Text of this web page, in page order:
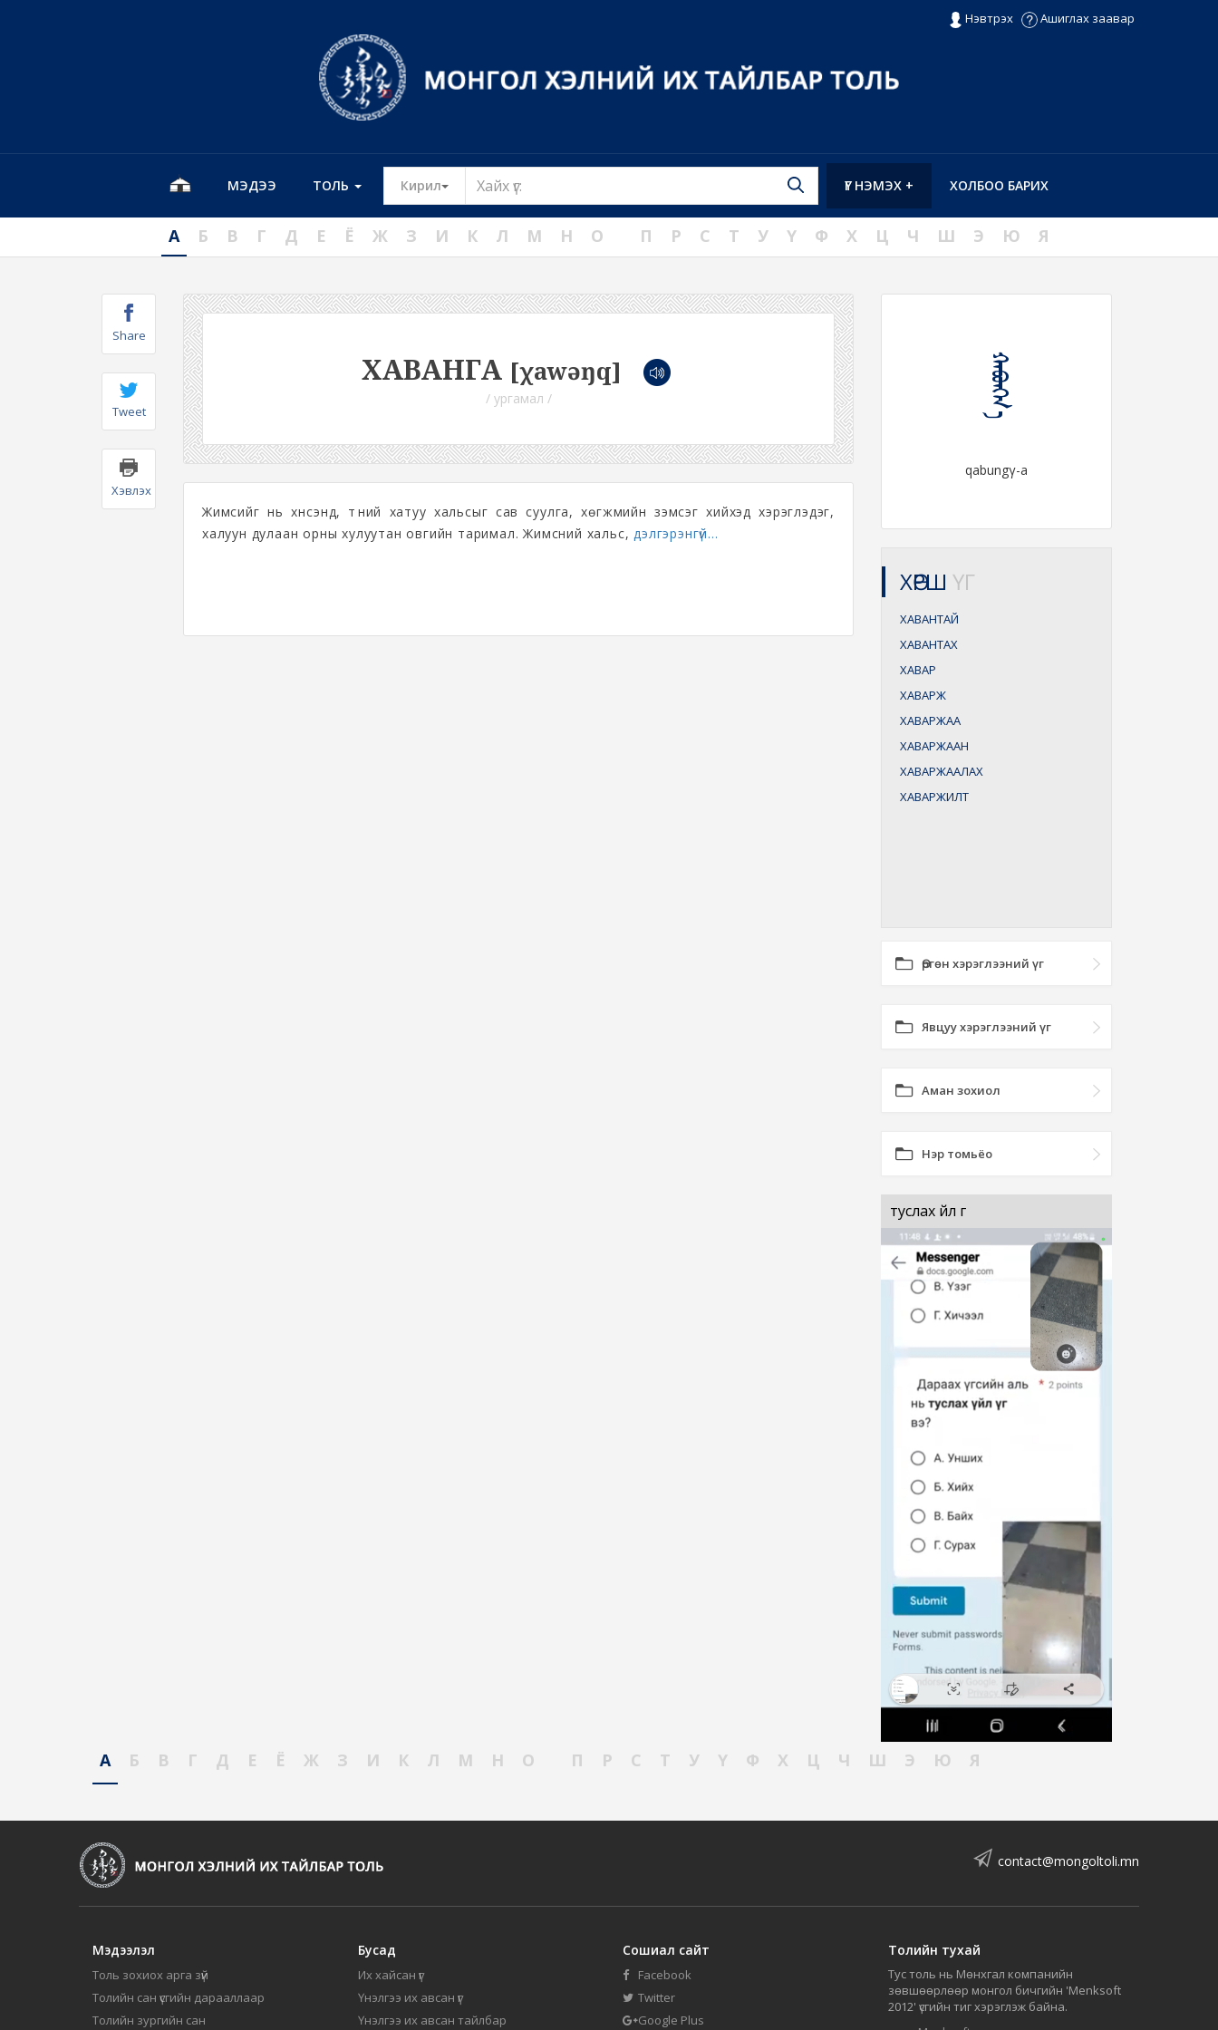
Нэвтрэх Ашиглах заавар
МЭДЭЭ ТОЛЬ Кирил Toggle Dropdown ХОЛБОО БАРИХ
ҮГ НЭМЭХ +
А Б В Г Д Е Ё Ж З И К Л М Н О П Р С Т У Ү Ф Х Ц Ч Ш Э Ю Я
Share
Tweet
Хэвлэх
ХАВАНГА [χawəŋq]
/ ургамал /
Жимсийг нь хүнсэнд, түүний хатуу хальсыг сав суулга, хөгжмийн зэмсэг хийхэд хэрэглэдэг,
халуун дулаан орны хулуутан овгийн таримал. Жимсний хальс,дэлгэрэнгүй...
ᠬᠠᠪᠤᠩᠭ᠎ᠠ
qabungγ-a
ХӨРШ ҮГ
ХАВАНТАЙ
ХАВАНТАХ
ХАВАР
ХАВАРЖ
ХАВАРЖАА
ХАВАРЖААН
ХАВАРЖААЛАХ
ХАВАРЖИЛТ
Өргөн хэрэглээний үг
Явцуу хэрэглээний үг
Аман зохиол
Нэр томьёо
туслах үйл үг
А Б В Г Д Е Ё Ж З И К Л М Н О П Р С Т У Ү Ф Х Ц Ч Ш Э Ю Я
contact@mongoltoli.mn
Мэдээлэл
Толь зохиох арга зүй
Толийн сан үсгийн дарааллаар
Толийн зургийн сан
Бусад
Их хайсан үг
Үнэлгээ их авсан үг
Үнэлгээ их авсан тайлбар
Сошиал сайт
Facebook
Twitter
Google Plus
Толийн тухай
Тус толь нь Мөнхгал компанийн
зөвшөөрлөөр монгол бичгийн 'Menksoft
2012' үсгийн тиг хэрэглэж байна.